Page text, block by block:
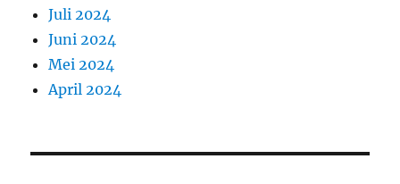
Juli 2024
Juni 2024
Mei 2024
April 2024